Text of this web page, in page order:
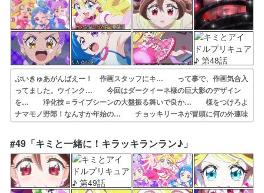
ぷいきゅあがんばえー！ 作画スタッフにキ… って事で、作画気合入
ってました。ウインク… 今回はダークイーネ様の巨大影のデザイン
を… 浄化技＝ライブシーンの大盤振る舞いで良か… 様をつけろよ
ナマモノ野郎！なんすか年始の… チョッキリーネが冒頭に何の外連味
もなく殺… まさかここでプリキュアオールスターズDX… かつて
プリルンが広めたプリキュアの存在が… 「ファイナルライブ！ダーク
イーネをご招待… はなみちタウンにあらわれたダークイーネそ…
#49「キミと一緒に！キラッキランラン♪」